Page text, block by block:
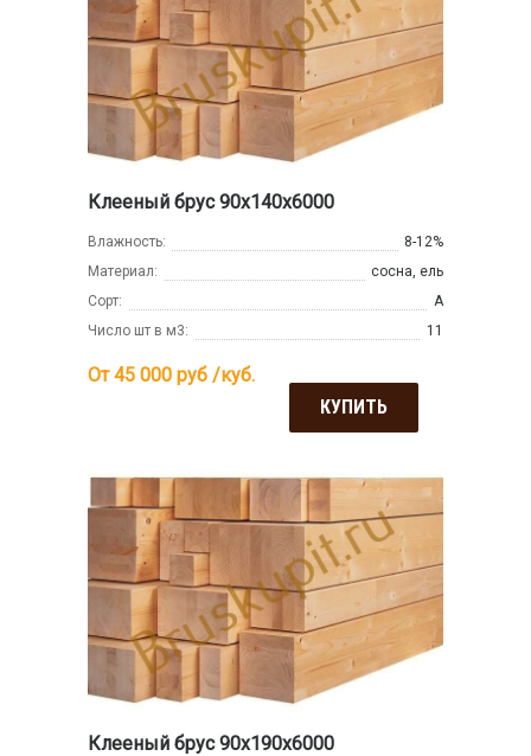
Клееный брус 90х140х6000
Влажность:
8-12%
Материал:
сосна, ель
Сорт:
А
Число шт в м3:
11
От 45 000 руб /куб.
КУПИТЬ
Клееный брус 90х190х6000